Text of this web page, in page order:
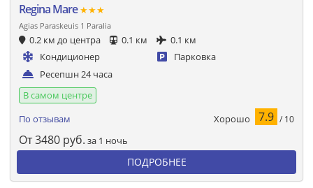
Regina Mare★★★
Agias Paraskeuis 1 Paralia
0.2 км до центра 0.1 км
0.1 км
Кондиционер
Парковка
Ресепшн 24 часа
В самом центре
По отзывам
Хорошо 7.9 / 10
От3480 руб. за 1 ночь
ПОДРОБНЕЕ